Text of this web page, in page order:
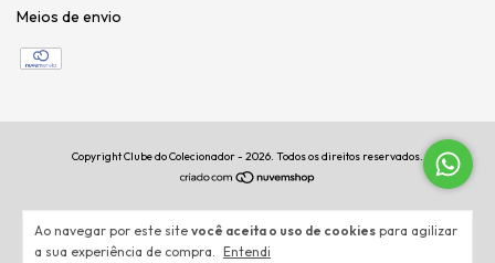
Ao navegar por este site você aceita o uso de cookies para agilizar
a sua experiência de compra. Entendi
Meios de envio
Copyright Clube do Colecionador - 2026. Todos os direitos reservados.